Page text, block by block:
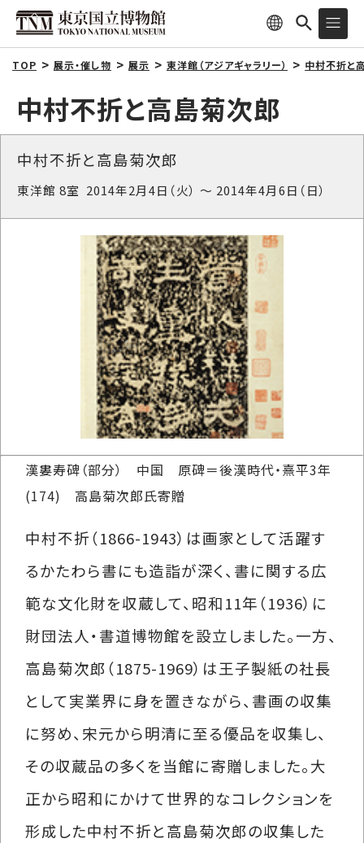
TOP 展示・催し物 展示 東洋館（アジアギャラリー） 中村不折と
中村不折と高島菊次郎
中村不折と高島菊次郎
東洋館 8室 2014年2月4日（火） ～ 2014年4月6日（日）
漢婁寿碑（部分） 中国 原碑＝後漢時代・熹平3年
(174) 高島菊次郎氏寄贈
中村不折（1866-1943）は画家として活躍す
るかたわら書にも造詣が深く、書に関する広
範な文化財を収蔵して、昭和11年（1936）に
財団法人・書道博物館を設立しました。一方、
高島菊次郎（1875-1969）は王子製紙の社長
として実業界に身を置きながら、書画の収集
に努め、宋元から明清に至る優品を収集し、
その収蔵品の多くを当館に寄贈しました。大
正から昭和にかけて世界的なコレクションを
形成した中村不折と高島菊次郎の収集した